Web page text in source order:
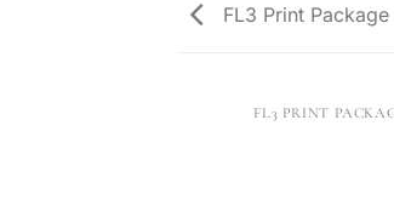
FL3 Print Package
FL3 PRINT